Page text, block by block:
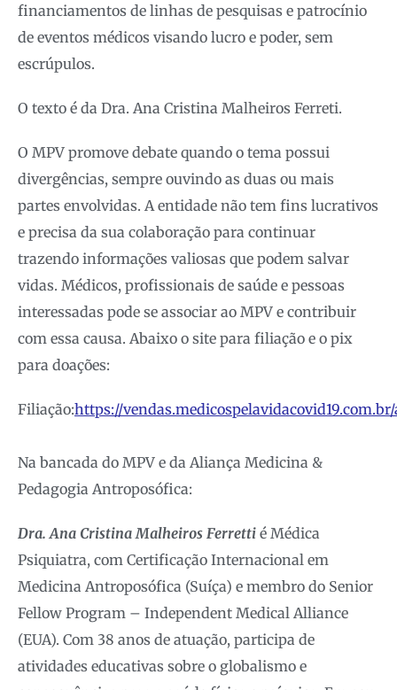
financiamentos de linhas de pesquisas e patrocínio
de eventos médicos visando lucro e poder, sem
escrúpulos.
O texto é da Dra. Ana Cristina Malheiros Ferreti.
O MPV promove debate quando o tema possui
divergências, sempre ouvindo as duas ou mais
partes envolvidas. A entidade não tem fins lucrativos
e precisa da sua colaboração para continuar
trazendo informações valiosas que podem salvar
vidas. Médicos, profissionais de saúde e pessoas
interessadas pode se associar ao MPV e contribuir
com essa causa. Abaixo o site para filiação e o pix
para doações:
Filiação:https://vendas.medicospelavidacovid19.com.br/
Na bancada do MPV e da Aliança Medicina &
Pedagogia Antroposófica:
Dra. Ana Cristina Malheiros Ferretti é Médica
Psiquiatra, com Certificação Internacional em
Medicina Antroposófica (Suíça) e membro do Senior
Fellow Program – Independent Medical Alliance
(EUA). Com 38 anos de atuação, participa de
atividades educativas sobre o globalismo e